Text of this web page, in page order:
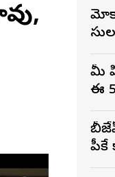
మీ
ఈ
పీకే